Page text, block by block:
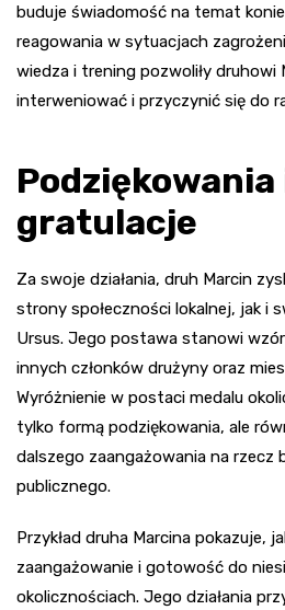
buduje świadomość na temat
reagowania w sytuacjach
wiedza i trening pozwoliły druhowi
interweniować i przyczynić się do
Podziękowania
gratulacje
Za swoje działania, druh Marcin
strony społeczności lokalnej, jak i
Ursus. Jego postawa stanowi
innych członków drużyny oraz
Wyróżnienie w postaci medalu
tylko formą podziękowania, ale
dalszego zaangażowania na rzecz
publicznego.
Przykład druha Marcina pokazuje,
zaangażowanie i gotowość do
okolicznościach. Jego działania